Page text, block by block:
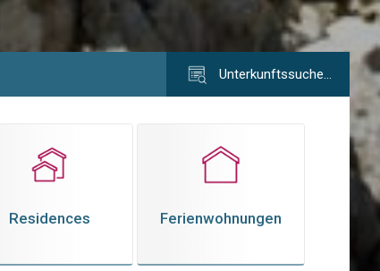
Unterkunftssuche…
Residences Ferienwohnungen